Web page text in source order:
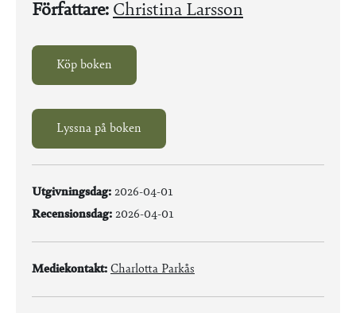
Författare: Christina Larsson
Köp boken
Lyssna på boken
Utgivningsdag: 2026-04-01
Recensionsdag: 2026-04-01
Mediekontakt: Charlotta Parkås